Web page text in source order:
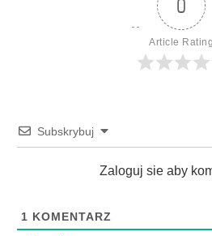
0
Article Rating
Subskrybuj
Zaloguj sie aby
1 KOMENTARZ